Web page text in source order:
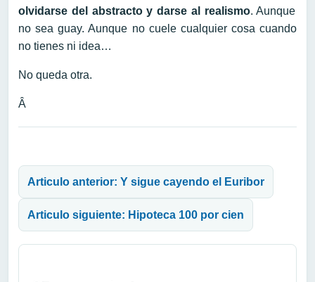
olvidarse del abstracto y darse al realismo. Aunque
no sea guay. Aunque no cuele cualquier cosa cuando
no tienes ni idea…
No queda otra.
Â
Articulo anterior: Y sigue cayendo el Euribor
Articulo siguiente: Hipoteca 100 por cien